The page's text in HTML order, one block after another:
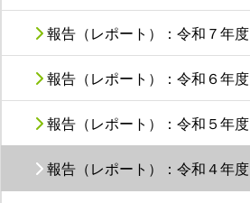
報告（レポート）：令和７年度
報告（レポート）：令和６年度
報告（レポート）：令和５年度
報告（レポート）：令和４年度